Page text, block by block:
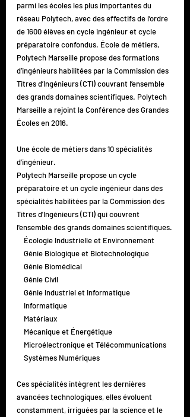
parmi les écoles les plus importantes du
réseau Polytech, avec des effectifs de l’ordre
de 1600 élèves en cycle ingénieur et cycle
préparatoire confondus. École de métiers,
Polytech Marseille propose des formations
d’ingénieurs habilitées par la Commission des
Titres d’Ingénieurs (CTI) couvrant l’ensemble
des grands domaines scientifiques. Polytech
Marseille a rejoint la Conférence des Grandes
Écoles en 2016.
Une école de métiers dans 10 spécialités
d'ingénieur.
Polytech Marseille propose un cycle
préparatoire et un cycle ingénieur dans des
spécialités habilitées par la Commission des
Titres d'Ingénieurs (CTI) qui couvrent
l'ensemble des grands domaines scientifiques.
    Écologie Industrielle et Environnement
    Génie Biologique et Biotechnologique
    Génie Biomédical
    Génie Civil
    Génie Industriel et Informatique
    Informatique
    Matériaux
    Mécanique et Énergétique
    Microélectronique et Télécommunications
    Systèmes Numériques
Ces spécialités intègrent les dernières
avancées technologiques, elles évoluent
constamment, irriguées par la science et le